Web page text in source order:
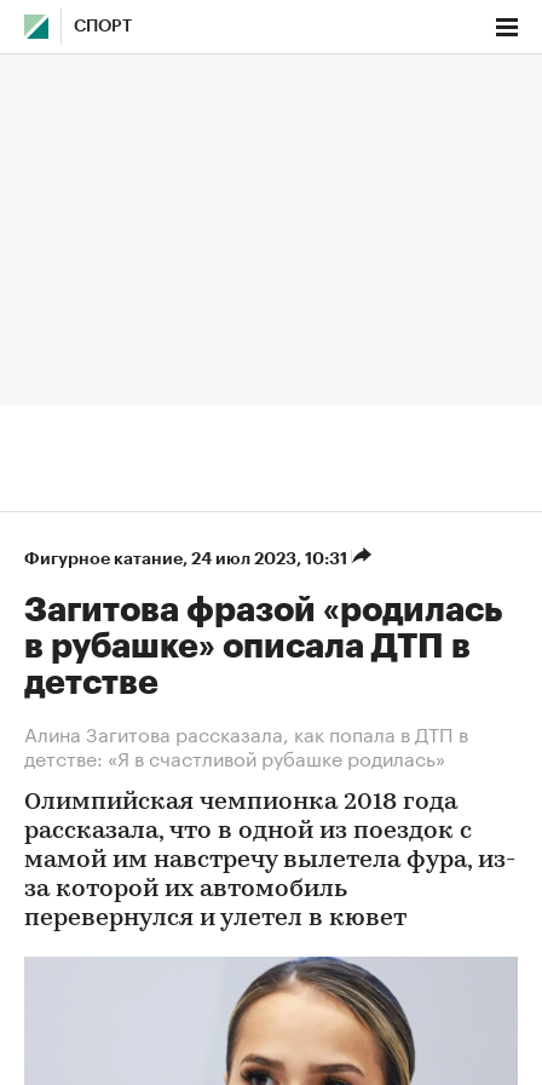
СПОРТ
Фигурное катание⁠, 24 июл 2023, 10:31
Загитова фразой «родилась
в рубашке» описала ДТП в
детстве
Алина Загитова рассказала, как попала в ДТП в
детстве: «Я в счастливой рубашке родилась»
Олимпийская чемпионка 2018 года
рассказала, что в одной из поездок с
мамой им навстречу вылетела фура, из-
за которой их автомобиль
перевернулся и улетел в кювет